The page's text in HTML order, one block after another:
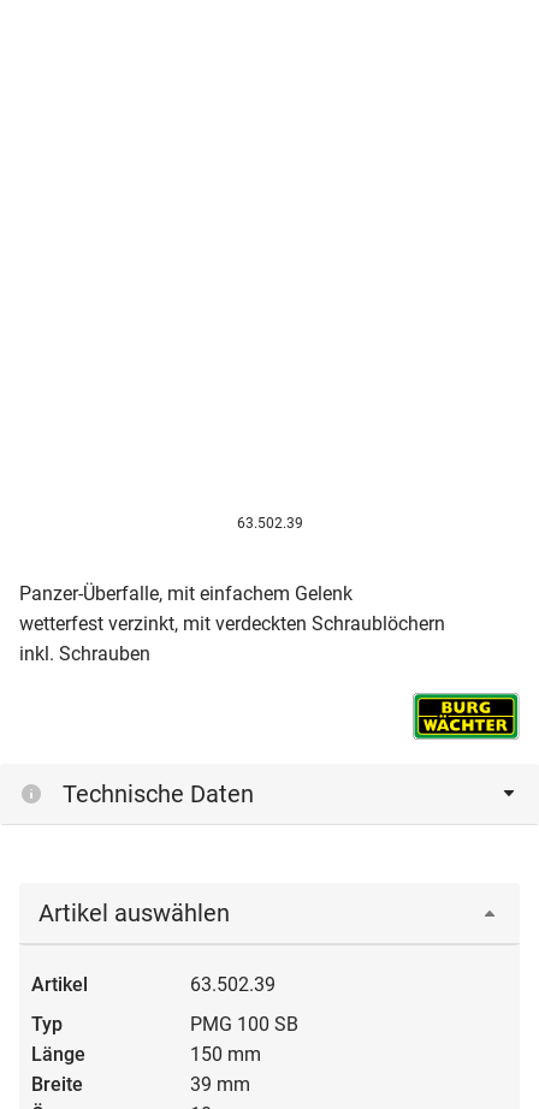
63.502.39
Panzer-Überfalle, mit einfachem Gelenk
wetterfest verzinkt, mit verdeckten Schraublöchern
inkl. Schrauben
Technische Daten
Artikel auswählen
63.502.39
PMG 100 SB
150 mm
39 mm